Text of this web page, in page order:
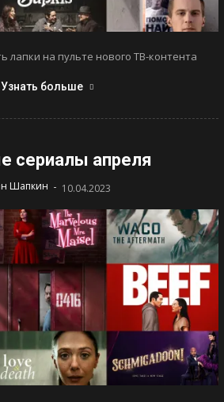
лапки на пульте нового ТВ-контента
Узнать больше
сериалы апреля
Шапкин - 10.04.2023